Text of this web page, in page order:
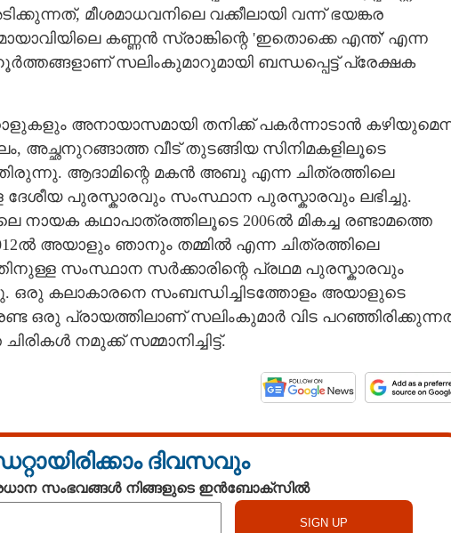
മീശമാധവനിലെ വക്കീലായി വന്ന് ഭയങ്കര
കണ്ണൻ സ്രാങ്കിന്റെ 'ഇതൊക്കെ എന്ത്' എന്ന
സലിംകുമാറുമായി ബന്ധപ്പെട്ട് പ്രേക്ഷക
അനായാസമായി തനിക്ക് പകർന്നാടാൻ
അച്ഛനുറങ്ങാത്ത വീട് തുടങ്ങിയ സിനിമകളിലൂടെ
ആദാമിന്റെ മകൻ അബു എന്ന ചിത്രത്തിലെ
ദേശീയ പുരസ്കാരവും സംസ്ഥാന പുരസ്കാരവും ലഭിച്ചു.
നായക കഥാപാത്രത്തിലൂടെ 2006ൽ മികച്ച രണ്ടാമത്തെ
അയാളും ഞാനും തമ്മിൽ എന്ന ചിത്രത്തിലെ
സംസ്ഥാന സർക്കാരിന്റെ പ്രഥമ പുരസ്കാരവും
ഒരു കലാകാരനെ സംബന്ധിച്ചിടത്തോളം അയാളുടെ
ഒരു പ്രായത്തിലാണ് സലിംകുമാർ വിട
നമുക്ക് സമ്മാനിച്ചിട്ട്.
ദിവസവും
സംഭവങ്ങൾ നിങ്ങളുടെ ഇൻബോക്സിൽ